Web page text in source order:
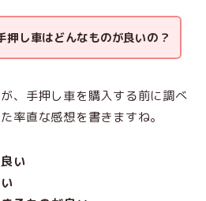
押し車はどんなものが良いの？
、手押し車を購入する前に調べ
率直な感想を書きますね。
い